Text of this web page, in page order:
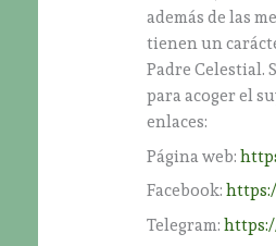
además de las
tienen un
Padre Celestial.
para acoger el
enlaces:
Página web:
Facebook:
Telegram: